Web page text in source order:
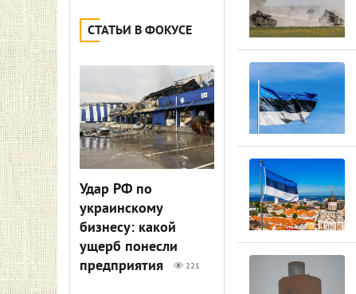
СТАТЬИ В ФОКУСЕ
Удар РФ по
украинскому
бизнесу: какой
ущерб понесли
предприятия
221